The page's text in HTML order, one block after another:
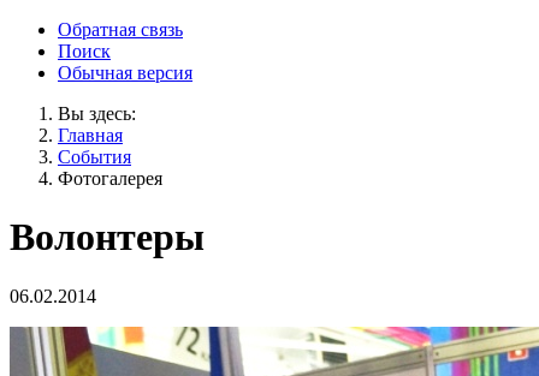
Обратная связь
Поиск
Обычная версия
Вы здесь:
Главная
События
Фотогалерея
Волонтеры
06.02.2014